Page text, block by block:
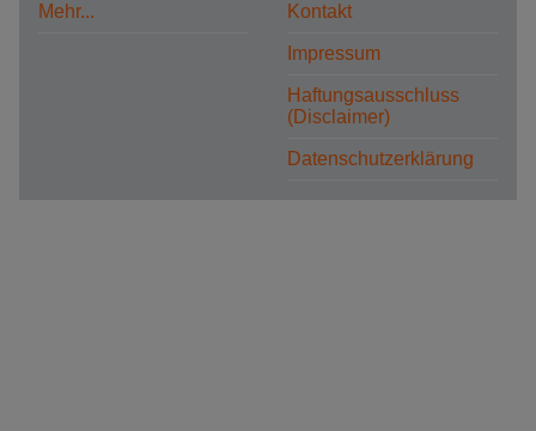
Mehr... Kontakt
Impressum
Haftungsausschluss
(Disclaimer)
Datenschutzerklärung